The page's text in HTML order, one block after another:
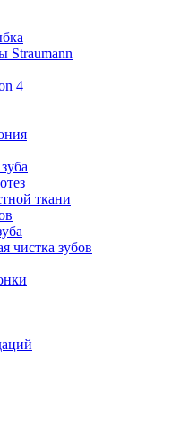
Straumann
4
ткани
чистка зубов